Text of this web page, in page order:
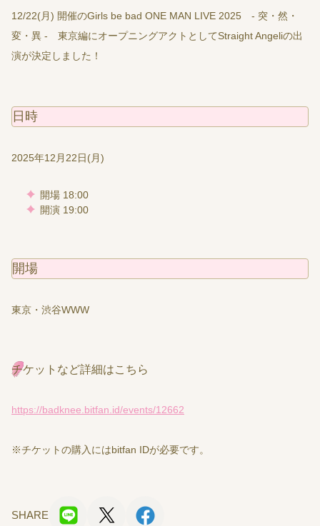
12/22(月) 開催のGirls be bad ONE MAN LIVE 2025 - 突・然・
変・異 - 東京編にオープニングアクトとしてStraight Angeliの出
演が決定しました！
日時
2025年12月22日(月)
開場 18:00
開演 19:00
開場
東京・渋谷WWW
チケットなど詳細はこちら
https://badknee.bitfan.id/events/12662
※チケットの購入にはbitfan IDが必要です。
SHARE